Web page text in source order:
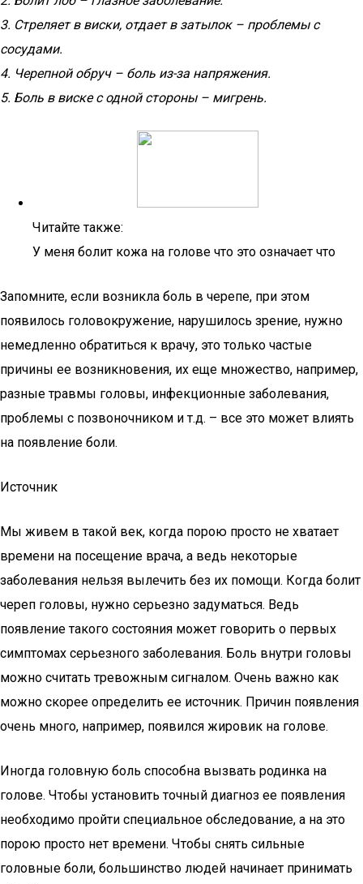
3. Стреляет в виски, отдает в затылок – проблемы с
сосудами.
4. Черепной обруч – боль из-за напряжения.
5. Боль в виске с одной стороны – мигрень.
Читайте также:
У меня болит кожа на голове что это означает что
Запомните, если возникла боль в черепе, при этом
появилось головокружение, нарушилось зрение, нужно
немедленно обратиться к врачу, это только частые
причины ее возникновения, их еще множество, например,
разные травмы головы, инфекционные заболевания,
проблемы с позвоночником и т.д. – все это может влиять
на появление боли.
Источник
Мы живем в такой век, когда порою просто не хватает
времени на посещение врача, а ведь некоторые
заболевания нельзя вылечить без их помощи. Когда болит
череп головы, нужно серьезно задуматься. Ведь
появление такого состояния может говорить о первых
симптомах серьезного заболевания. Боль внутри головы
можно считать тревожным сигналом. Очень важно как
можно скорее определить ее источник. Причин появления
очень много, например, появился жировик на голове.
Иногда головную боль способна вызвать родинка на
голове. Чтобы установить точный диагноз ее появления
необходимо пройти специальное обследование, а на это
порою просто нет времени. Чтобы снять сильные
головные боли, большинство людей начинает принимать